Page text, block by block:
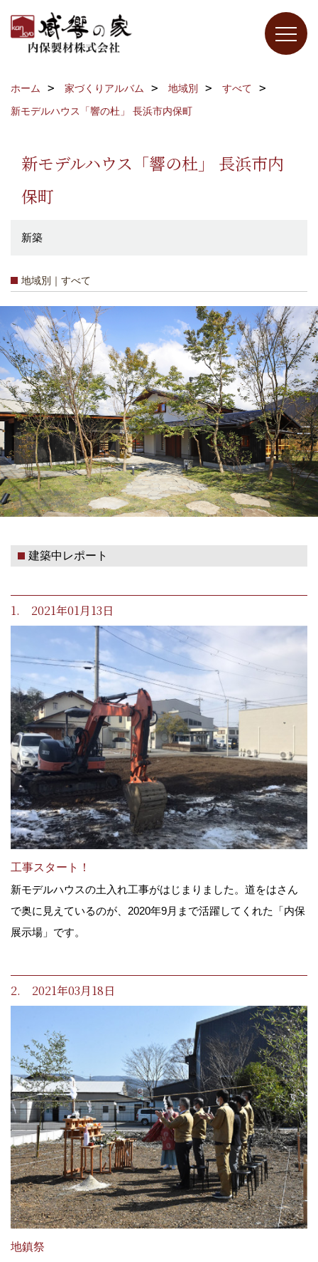
ホーム 家づくりアルバム 地域別
すべて
新モデルハウス「響の杜」 長浜市内保町
新モデルハウス「響の杜」 長浜市内
保町
新築
地域別｜すべて
建築中レポート
1. 2021年01月13日
工事スタート！
新モデルハウスの土入れ工事がはじまりました。道をはさん
で奥に見えているのが、2020年9月まで活躍してくれた「内保
展示場」です。
2. 2021年03月18日
地鎮祭